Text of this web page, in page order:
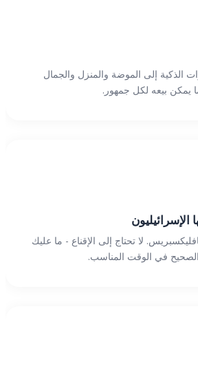
الذكية إلى الموضة والمنزل والجمال
يمكن بيعه لكل جمهور.
الإسرائيليون
لا تحتاج إلى الإقناع - ما عليك
في الوقت المناسب.